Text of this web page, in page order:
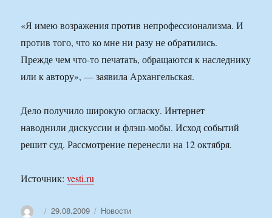
«Я имею возражения против непрофессионализма. И
против того, что ко мне ни разу не обратились.
Прежде чем что-то печатать, обращаются к наследнику
или к автору», — заявила Архангельская.
Дело получило широкую огласку. Интернет
наводнили дискуссии и флэш-мобы. Исход событий
решит суд. Рассмотрение перенесли на 12 октября.
Источник:vesti.ru
АвторОпубликовано
29.08.2009 Рубрики
Новости